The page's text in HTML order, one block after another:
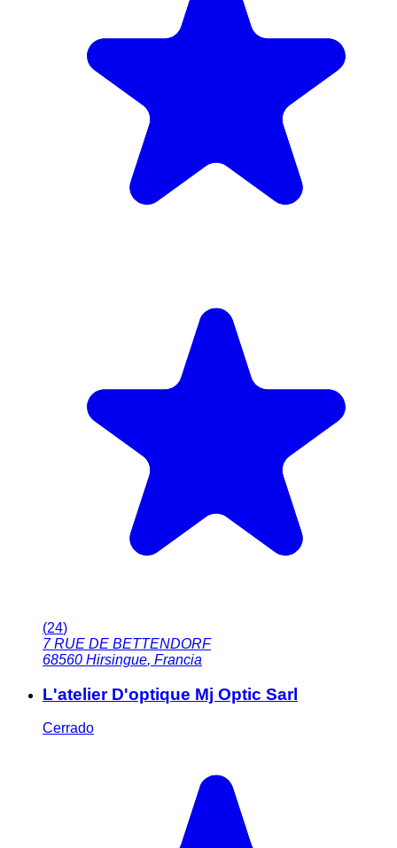
(24)
7 RUE DE BETTENDORF
68560 Hirsingue, Francia
L'atelier D'optique Mj Optic Sarl
Cerrado